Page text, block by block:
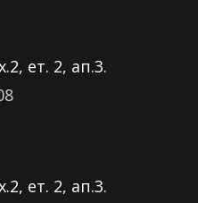
ет. 2, ап.3.
ет. 2, ап.3.